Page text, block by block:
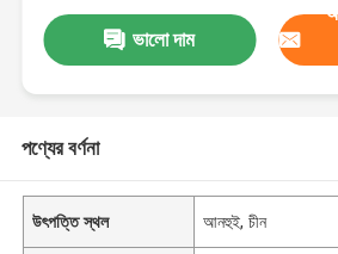
ভালো দাম
পণ্যের বর্ণনা
উৎপত্তি স্থল আনহুই, চীন